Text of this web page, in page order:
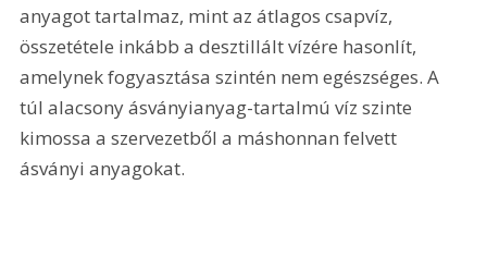
anyagot tartalmaz, mint az átlagos csapvíz,
összetétele inkább a desztillált vízére hasonlít,
amelynek fogyasztása szintén nem egészséges. A
túl alacsony ásványianyag-tartalmú víz szinte
kimossa a szervezetből a máshonnan felvett
ásványi anyagokat.